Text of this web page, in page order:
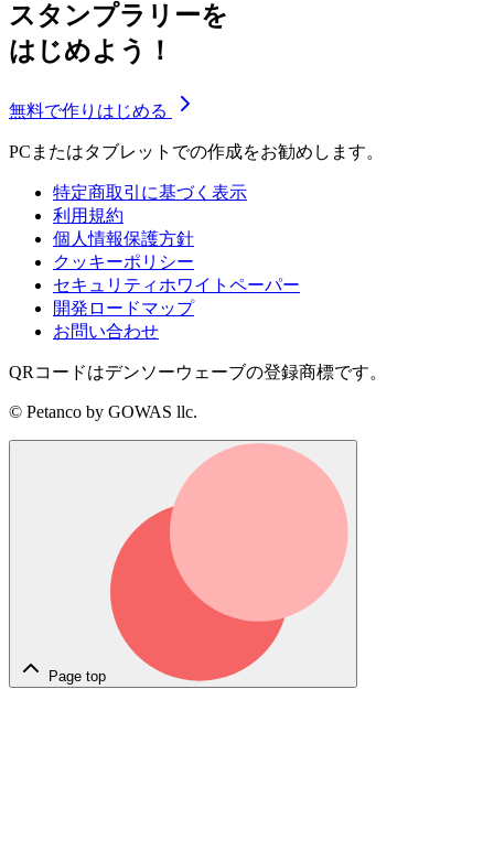
スタンプラリーを
はじめよう！
無料で作りはじめる
PCまたはタブレットでの作成をお勧めします。
特定商取引に基づく表示
利用規約
個人情報保護方針
クッキーポリシー
セキュリティホワイトペーパー
開発ロードマップ
お問い合わせ
QRコードはデンソーウェーブの登録商標です。
© Petanco by GOWAS llc.
Page top